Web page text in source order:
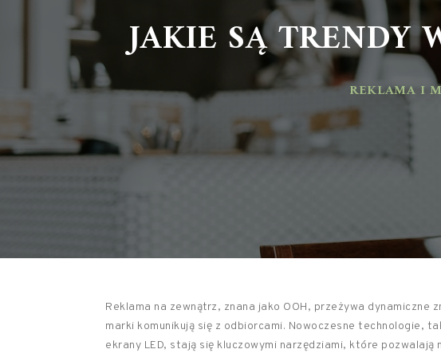
JAKIE SĄ TRENDY
REKLAMA I
Reklama na zewnątrz, znana jako OOH, przeżywa dynamiczne
marki komunikują się z odbiorcami. Nowoczesne technologie,
ekrany LED, stają się kluczowymi narzędziami, które